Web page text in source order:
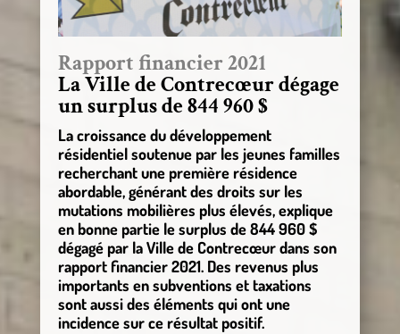
Rapport financier 2021
La Ville de Contrecœur dégage
un surplus de 844 960 $
La croissance du développement
résidentiel soutenue par les jeunes familles
recherchant une première résidence
abordable, générant des droits sur les
mutations mobilières plus élevés, explique
en bonne partie le surplus de 844 960 $
dégagé par la Ville de Contrecœur dans son
rapport financier 2021. Des revenus plus
importants en subventions et taxations
sont aussi des éléments qui ont une
incidence sur ce résultat positif.